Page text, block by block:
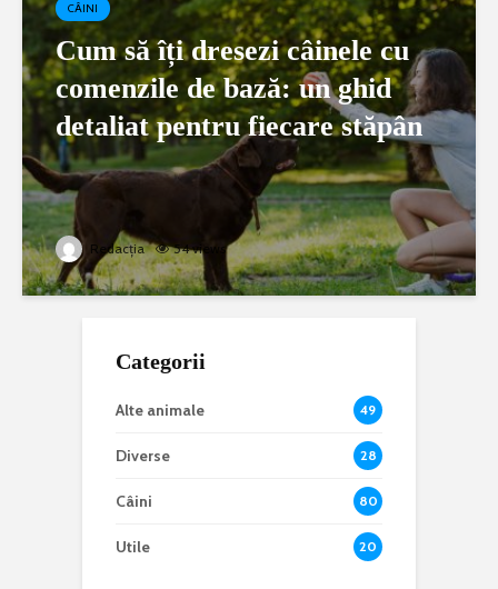
CÂINI
Cum să îți dresezi câinele cu
comenzile de bază: un ghid
detaliat pentru fiecare stăpân
Redacția 54 views
Categorii
Alte animale 49
Diverse 28
Câini 80
Utile 20